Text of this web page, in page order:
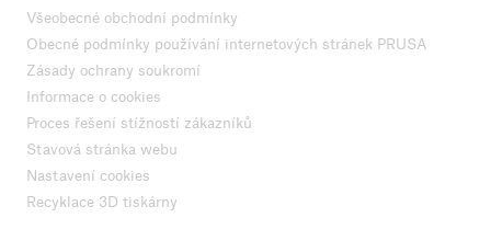
Všeobecné obchodní podmínky
Obecné podmínky používání internetových stránek PRUSA
Zásady ochrany soukromí
Informace o cookies
Proces řešení stížností zákazníků
Stavová stránka webu
Nastavení cookies
Recyklace 3D tiskárny